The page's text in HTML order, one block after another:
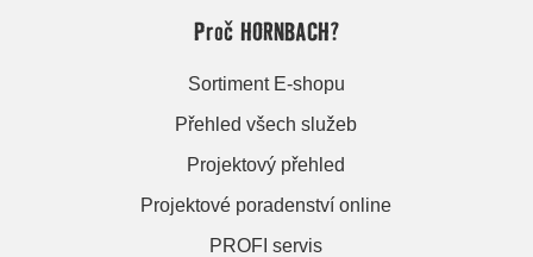
Proč HORNBACH?
Sortiment E-shopu
Přehled všech služeb
Projektový přehled
Projektové poradenství online
PROFI servis